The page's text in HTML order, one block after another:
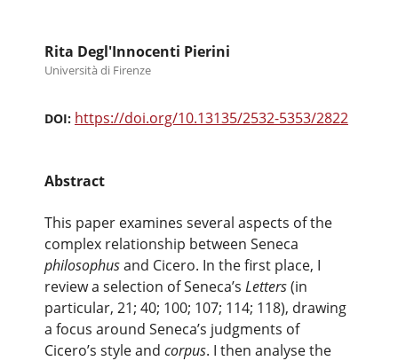
Rita Degl'Innocenti Pierini
Università di Firenze
DOI: https://doi.org/10.13135/2532-5353/2822
Abstract
This paper examines several aspects of the
complex relationship between Seneca
philosophusand Cicero. In the first place, I
review a selection of Seneca’s Letters(in
particular, 21; 40; 100; 107; 114; 118), drawing
a focus around Seneca’s judgments of
Cicero’s style and corpus. I then analyse the